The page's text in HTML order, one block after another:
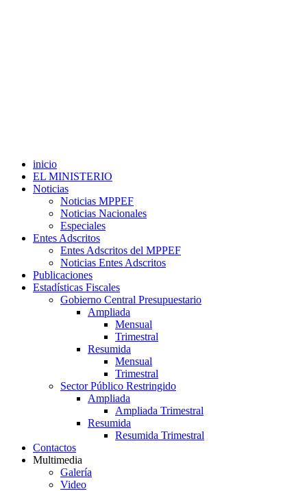
inicio
EL MINISTERIO
Noticias
Noticias MPPEF
Noticias Nacionales
Especiales
Entes Adscritos
Entes Adscritos del MPPEF
Noticias Entes Adscritos
Publicaciones
Estadísticas Fiscales
Gobierno Central Presupuestario
Ampliada
Mensual
Trimestral
Resumida
Mensual
Trimestral
Sector Público Restringido
Ampliada
Ampliada Trimestral
Resumida
Resumida Trimestral
Contactos
Multimedia
Galería
Video